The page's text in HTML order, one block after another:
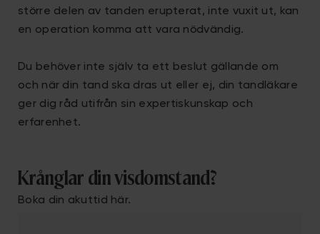
större delen av tanden erupterat, inte vuxit ut, kan
en operation komma att vara nödvändig.
Du behöver inte själv ta ett beslut gällande om
och när din tand ska dras ut eller ej, din tandläkare
ger dig råd utifrån sin expertiskunskap och
erfarenhet.
Krånglar din visdomstand?
Boka din akuttid här.